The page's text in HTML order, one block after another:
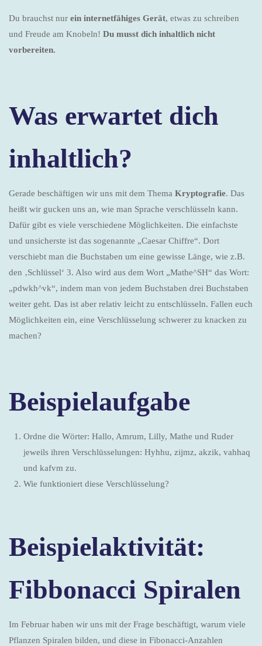
Du brauchst nur ein internetfähiges Gerät, etwas zu schreiben
und Freude am Knobeln! Du musst dich inhaltlich nicht
vorbereiten.
Was erwartet dich
inhaltlich?
Gerade beschäftigen wir uns mit dem Thema Kryptografie. Das
heißt wir gucken uns an, wie man Sprache verschlüsseln kann.
Dafür gibt es viele verschiedene Möglichkeiten. Die einfachste
und unsicherste ist das sogenannte „Caesar Chiffre“. Dort
verschiebt man die Buchstaben um eine gewisse Länge, wie z.B.
den ‚Schlüssel‘ 3. Also wird aus dem Wort „Mathe^SH“ das Wort:
„pdwkh^vk“, indem man von jedem Buchstaben drei Buchstaben
weiter geht. Das ist aber relativ leicht zu entschlüsseln. Fallen euch
Möglichkeiten ein, eine Verschlüsselung schwerer zu knacken zu
machen?
Beispielaufgabe
Ordne die Wörter: Hallo, Amrum, Lilly, Mathe und Ruder
jeweils ihren Verschlüsselungen: Hyhhu, zijmz, akzik, vahhaq
und kafvm zu.
Wie funktioniert diese Verschlüsselung?
Beispielaktivität:
Fibbonacci Spiralen
Im Februar haben wir uns mit der Frage beschäftigt, warum viele
Pflanzen Spiralen bilden, und diese in Fibonacci-Anzahlen